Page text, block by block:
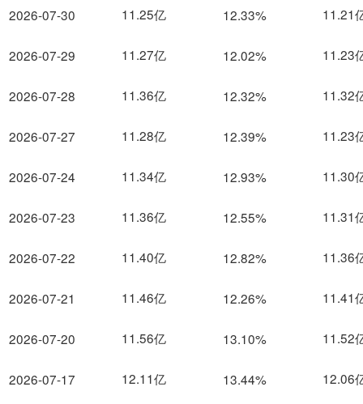
2026-07-30
2026-07-29
2026-07-28
2026-07-27
2026-07-24
2026-07-23
2026-07-22
2026-07-21
2026-07-20
2026-07-17
11.25亿 12.33% 11.21
11.27亿 12.02% 11.23
11.36亿 12.32% 11.32
11.28亿 12.39% 11.23
11.34亿 12.93% 11.30
11.36亿 12.55% 11.31
11.40亿 12.82% 11.36
11.46亿 12.26% 11.41
11.56亿 13.10% 11.52
12.11亿 13.44% 12.06